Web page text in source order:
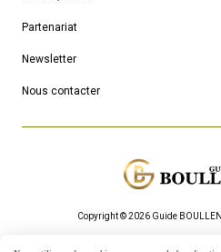
Partenariat
Newsletter
Nous contacter
Copyright © 2026 Guide